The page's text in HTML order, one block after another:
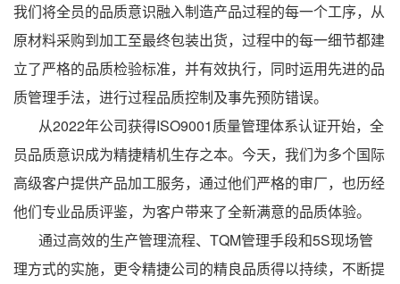
我们将全员的品质意识融入制造产品过程的每一个工序，从
原材料采购到加工至最终包装出货，过程中的每一细节都建
立了严格的品质检验标准，并有效执行，同时运用先进的品
质管理手法，进行过程品质控制及事先预防错误。
从2022年公司获得ISO9001质量管理体系认证开始，全
员品质意识成为精捷精机生存之本。今天，我们为多个国际
高级客户提供产品加工服务，通过他们严格的审厂，也历经
他们专业品质评鉴，为客户带来了全新满意的品质体验。
通过高效的生产管理流程、TQM管理手段和5S现场管
理方式的实施，更令精捷公司的精良品质得以持续，不断提